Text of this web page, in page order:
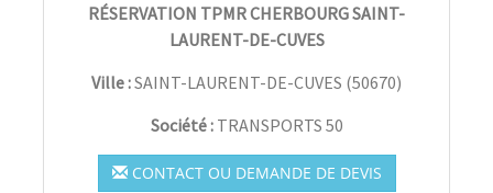
RÉSERVATION TPMR CHERBOURG SAINT-
LAURENT-DE-CUVES
Ville :SAINT-LAURENT-DE-CUVES (50670)
Société : TRANSPORTS 50
CONTACT OU DEMANDE DE DEVIS